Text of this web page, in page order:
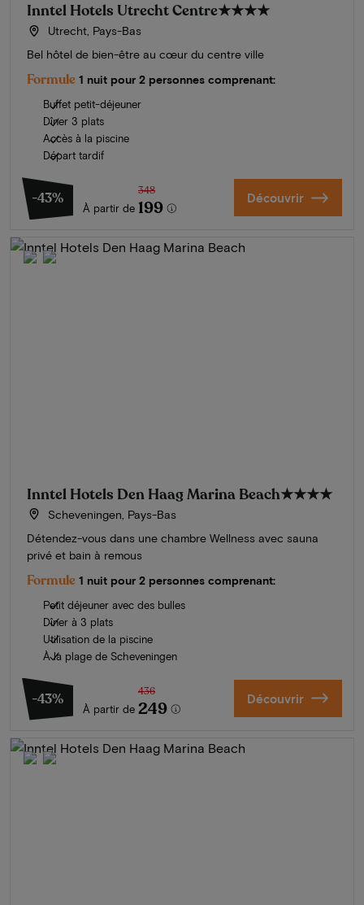
Inntel Hotels Utrecht Centre★★★★
Utrecht, Pays-Bas
Bel hôtel de bien-être au cœur du centre ville
Formule 1 nuit pour 2 personnes comprenant:
Buffet petit-déjeuner
Dîner 3 plats
Accès à la piscine
Départ tardif
-43%
À partir de
348
199 Découvrir
Inntel Hotels Den Haag Marina Beach★★★★
Scheveningen, Pays-Bas
Détendez-vous dans une chambre Wellness avec sauna
privé et bain à remous
Formule 1 nuit pour 2 personnes comprenant:
Petit déjeuner avec des bulles
Dîner à 3 plats
Utilisation de la piscine
À la plage de Scheveningen
-43%
À partir de
436
249 Découvrir